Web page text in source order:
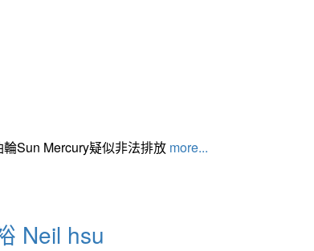
Sun Mercury疑似非法排放 more...
Neil hsu